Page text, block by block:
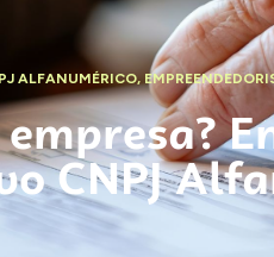
ALFANUMÉRICO,
CNPJ